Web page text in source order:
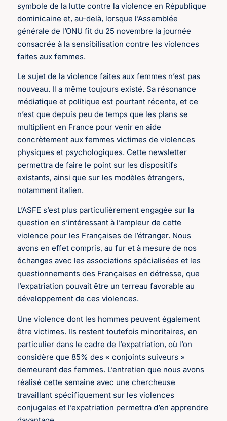
symbole de la lutte contre la violence en République
dominicaine et, au-delà, lorsque l’Assemblée
générale de l’ONU fit du 25 novembre la journée
consacrée à la sensibilisation contre les violences
faites aux femmes.
Le sujet de la violence faites aux femmes n’est pas
nouveau. Il a même toujours existé. Sa résonance
médiatique et politique est pourtant récente, et ce
n’est que depuis peu de temps que les plans se
multiplient en France pour venir en aide
concrètement aux femmes victimes de violences
physiques et psychologiques. Cette newsletter
permettra de faire le point sur les dispositifs
existants, ainsi que sur les modèles étrangers,
notamment italien.
L’ASFE s’est plus particulièrement engagée sur la
question en s’intéressant à l’ampleur de cette
violence pour les Françaises de l’étranger. Nous
avons en effet compris, au fur et à mesure de nos
échanges avec les associations spécialisées et les
questionnements des Françaises en détresse, que
l’expatriation pouvait être un terreau favorable au
développement de ces violences.
Une violence dont les hommes peuvent également
être victimes. Ils restent toutefois minoritaires, en
particulier dans le cadre de l’expatriation, où l’on
considère que 85% des « conjoints suiveurs »
demeurent des femmes. L’entretien que nous avons
réalisé cette semaine avec une chercheuse
travaillant spécifiquement sur les violences
conjugales et l’expatriation permettra d’en apprendre